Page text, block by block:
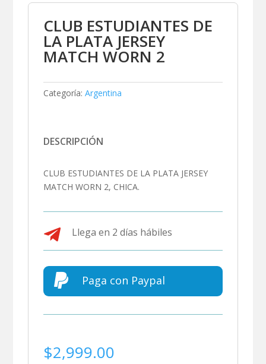
CLUB ESTUDIANTES DE
LA PLATA JERSEY
MATCH WORN 2
Categoría: Argentina
DESCRIPCIÓN
CLUB ESTUDIANTES DE LA PLATA JERSEY
MATCH WORN 2, CHICA.
 Llega en 2 días hábiles
 Paga con Paypal
$2,999.00